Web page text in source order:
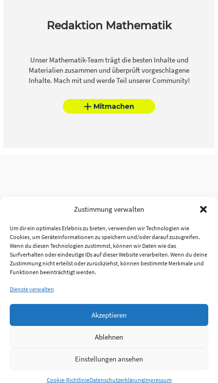
Zustimmung verwalten
Um dir ein optimales Erlebnis zu bieten, verwenden wir Technologien wie
Cookies, um Geräteinformationen zu speichern und/oder darauf zuzugreifen.
Wenn du diesen Technologien zustimmst, können wir Daten wie das
Surfverhalten oder eindeutige IDs auf dieser Website verarbeiten. Wenn du deine
Zustimmung nicht erteilst oder zurückziehst, können bestimmte Merkmale und
Funktionen beeinträchtigt werden.
Dienste verwalten
Akzeptieren
Ablehnen
Einstellungen ansehen
Cookie-RichtlinieDatenschutzerklärungImpressum
Redaktion Mathematik
Unser Mathematik-Team trägt die besten Inhalte und
Materialien zusammen und überprüft vorgeschlagene
Inhalte. Mach mit und werde Teil unserer Community!
Mitmachen
Anmelden